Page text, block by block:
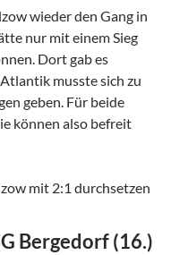
wieder den Gang in
nur mit einem Sieg
Dort gab es
musste sich zu
geben. Für beide
können also befreit
mit 2:1 durchsetzen
Bergedorf (16.)